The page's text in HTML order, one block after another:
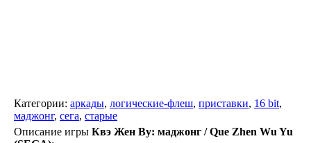
Категории: аркады, логические-флеш, приставки, 16 bit,
маджонг, сега, старые
Описание игры Квэ Жен Ву: маджонг / Que Zhen Wu Yu